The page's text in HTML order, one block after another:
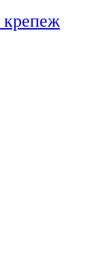
крепеж